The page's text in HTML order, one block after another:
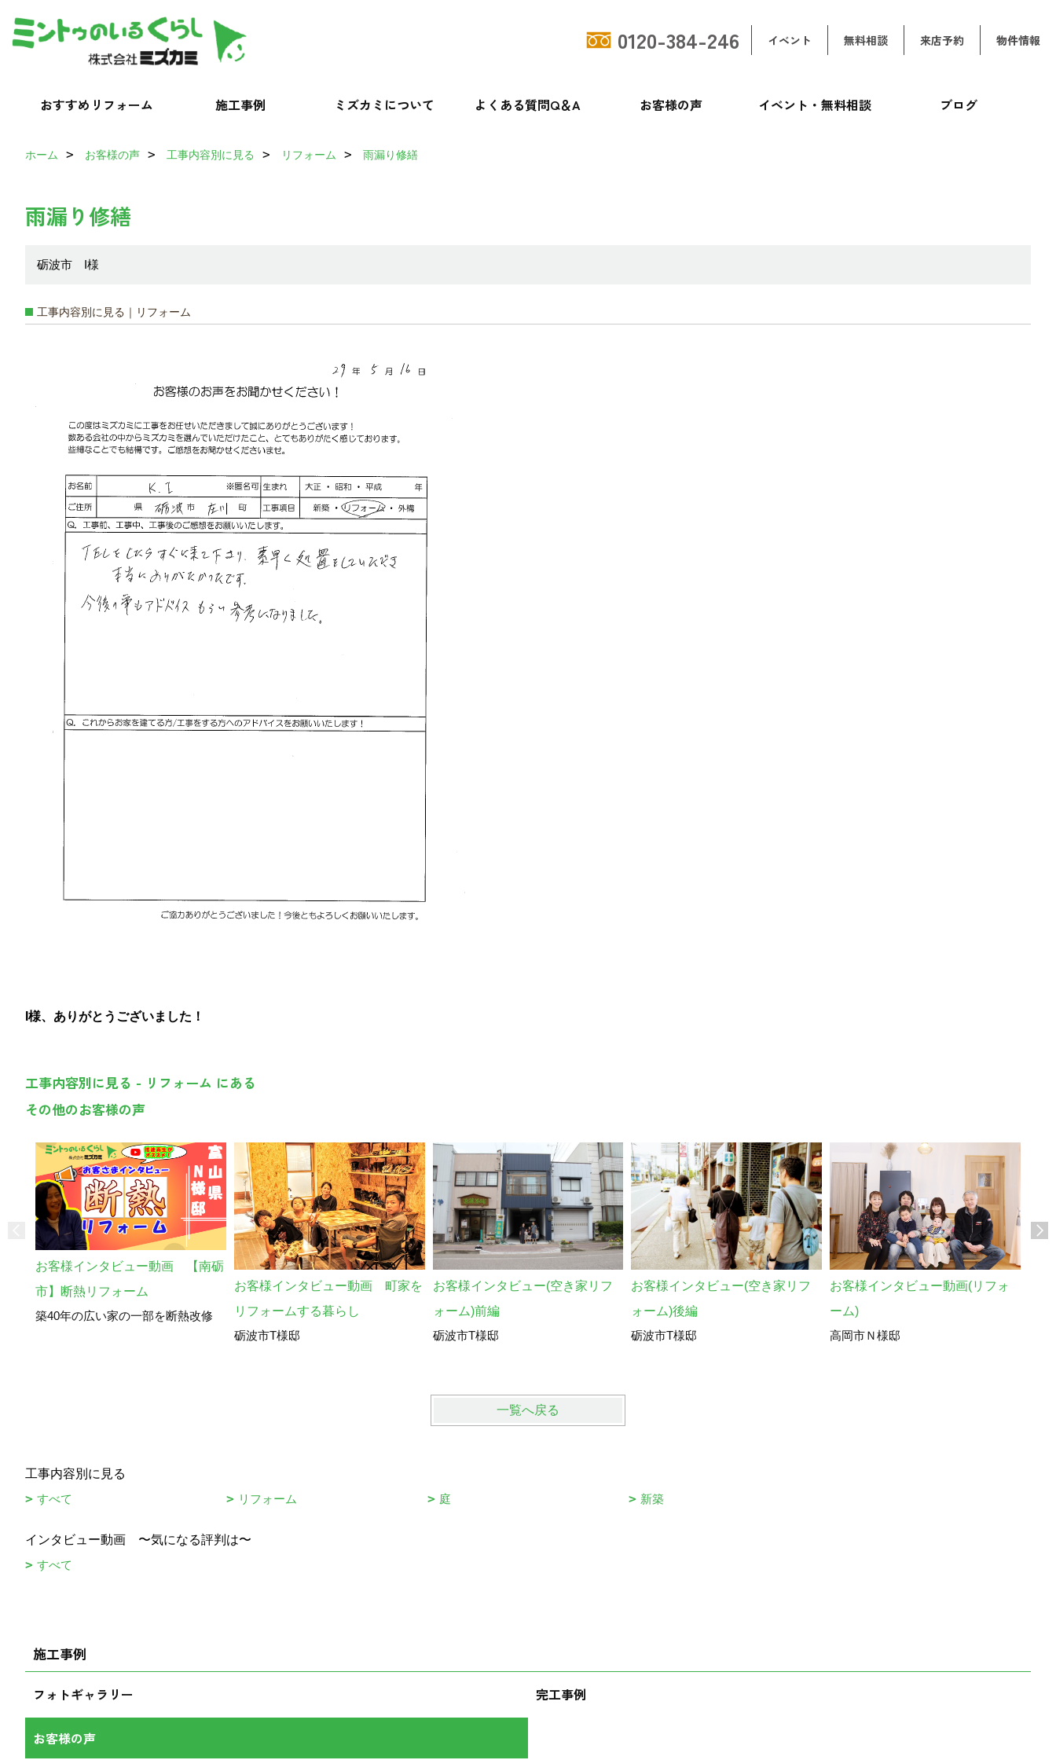
0120-384-246 イベント 無料相談 来店予約 物件情報
おすすめリフォーム 施工事例 ミズカミについて よくある質問Q＆A お客様の声 イベント・無料相談 ブログ
ホーム お客様の声 工事内容別に見る リフォーム 雨漏り修繕
雨漏り修繕
砺波市 I様
工事内容別に見る｜リフォーム
I様、ありがとうございました！
工事内容別に見る - リフォーム にある
その他のお客様の声
お客様インタビュー動画 【南砺
市】断熱リフォーム
築40年の広い家の一部を断熱改修
お客様インタビュー動画 町家を
リフォームする暮らし
砺波市T様邸
お客様インタビュー(空き家リフ
ォーム)前編
砺波市T様邸
お客様インタビュー(空き家リフ
ォーム)後編
砺波市T様邸
お客様インタビュー動画(リフォ
ーム)
高岡市Ｎ様邸
一覧へ戻る
工事内容別に見る
すべて
リフォーム 庭 新築
インタビュー動画 〜気になる評判は〜
すべて
施工事例
フォトギャラリー 完工事例
お客様の声